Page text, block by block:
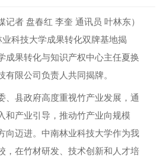
记者 盘春红 李奎 通讯员 叶林东）
科技大学成果转化双牌基地揭
成果转化与知识产权中心主任夏换
有限公司负责人共同揭牌。
、县政府高度重视竹产业发展，通
和产业引导，推动竹产业向规模
向迈进。中南林业科技大学作为我
，在竹材研发、技术创新和人才培